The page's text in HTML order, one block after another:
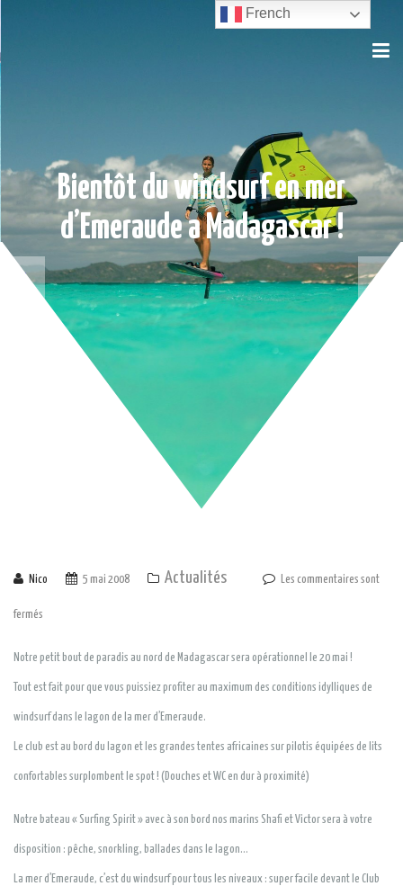
Bientôt du windsurf en mer
d’Emeraude a Madagascar !
Nico 5 mai 2008 Actualités Les commentaires sont
fermés
Notre petit bout de paradis au nord de Madagascar sera opérationnel le 20 mai !
Tout est fait pour que vous puissiez profiter au maximum des conditions idylliques de
windsurf dans le lagon de la mer d’Emeraude.
Le club est au bord du lagon et les grandes tentes africaines sur pilotis équipées de lits
confortables surplombent le spot ! (Douches et WC en dur à proximité)
Notre bateau « Surfing Spirit » avec à son bord nos marins Shafi et Victor sera à votre
disposition : pêche, snorkling, ballades dans le lagon…
La mer d’Emeraude, c’est du windsurf pour tous les niveaux : super facile devant le Club
French